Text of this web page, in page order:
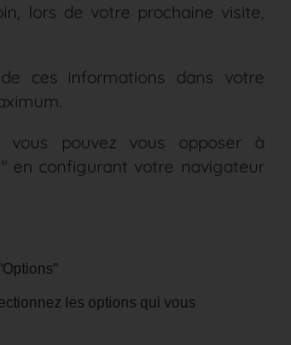
lors de votre prochaine visite,
ces informations dans votre
vous pouvez vous opposer à
en configurant votre navigateur
les options qui vous